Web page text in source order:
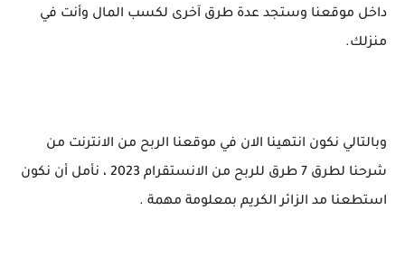
داخل موقعنا وستجد عدة طرق آخرى لكسب المال وأنت في
منزلك.
وبالتالي نكون انتهينا الان في موقعنا الربح من الانترنت من
شرحنا لطرق 7 طرق للربح من الانستقرام 2023 ، نأمل أن نكون
استطعنا مد الزائر الكريم بمعلومة مهمة .